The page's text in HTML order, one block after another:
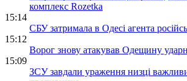
комплекс Rozetka
15:14
СБУ затримала в Одесі агента
15:12
Ворог знову атакував Одещину
15:09
ЗСУ завдали ураження низці